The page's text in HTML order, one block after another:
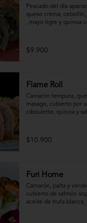
Pescado del día
queso crema,
, mayo tigre y quinoa
$9.900
Flame Roll
Camarón tempura,
masago, cubierto por
ciboulette, quínoa y
$10.900
Furi Home
Camarón, palta y
cubierto de salmón
aceite de trufa blanca,